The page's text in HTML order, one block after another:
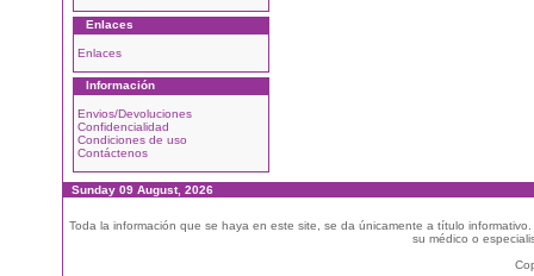
Enlaces
Enlaces
Información
Envios/Devoluciones
Confidencialidad
Condiciones de uso
Contáctenos
Sunday 09 August, 2026
Toda la información que se haya en este site, se da únicamente a título
su médico o